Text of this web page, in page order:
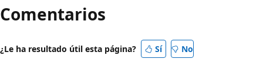
Comentarios
¿Le ha resultado útil esta página? Sí No